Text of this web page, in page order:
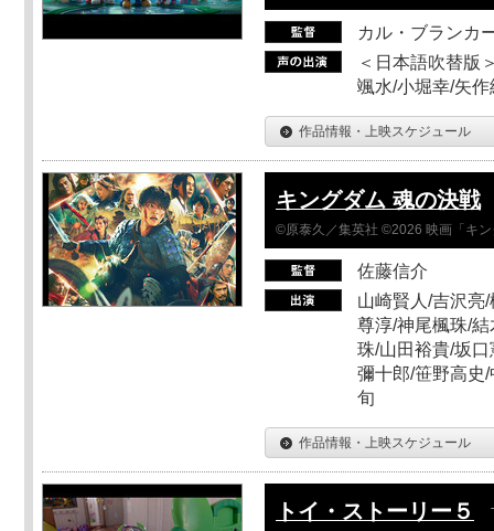
カル・ブランカ
＜日本語吹替版
颯水/小堀幸/矢作
作品情報・上映スケジュール
キングダム 魂の決戦
©原泰久／集英社 ©2026 映画「キ
佐藤信介
山崎賢人/吉沢亮
尊淳/神尾楓珠/
珠/山田裕貴/坂
彌十郎/笹野高史
旬
作品情報・上映スケジュール
トイ・ストーリー５